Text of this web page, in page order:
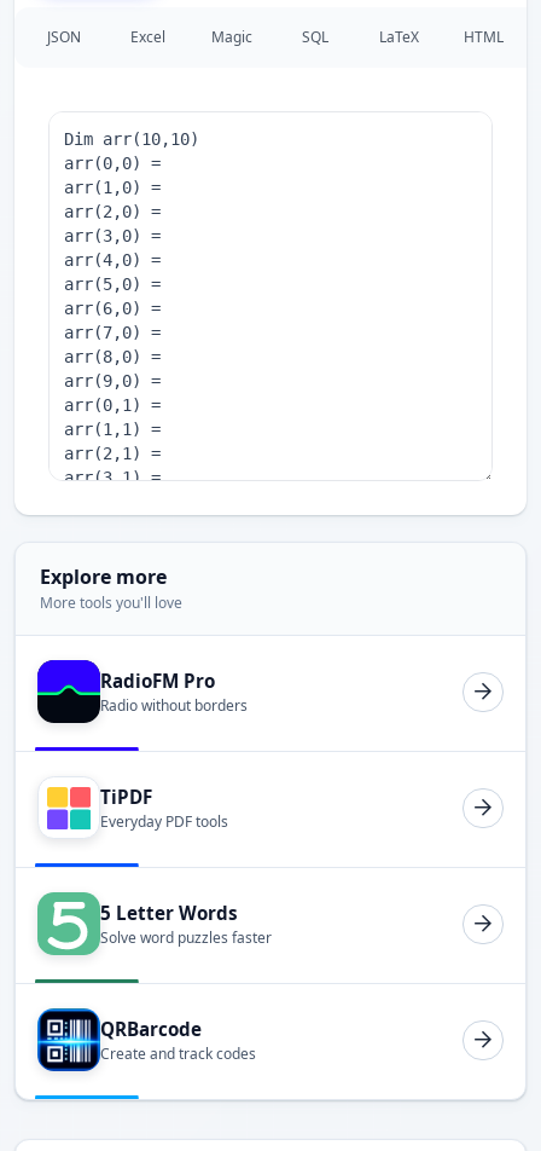
JSON Excel Magic SQL LaTeX HTML
Explore more
More tools you'll love
RadioFM Pro
Radio without borders
TiPDF
Everyday PDF tools
5 Letter Words
Solve word puzzles faster
QRBarcode
Create and track codes